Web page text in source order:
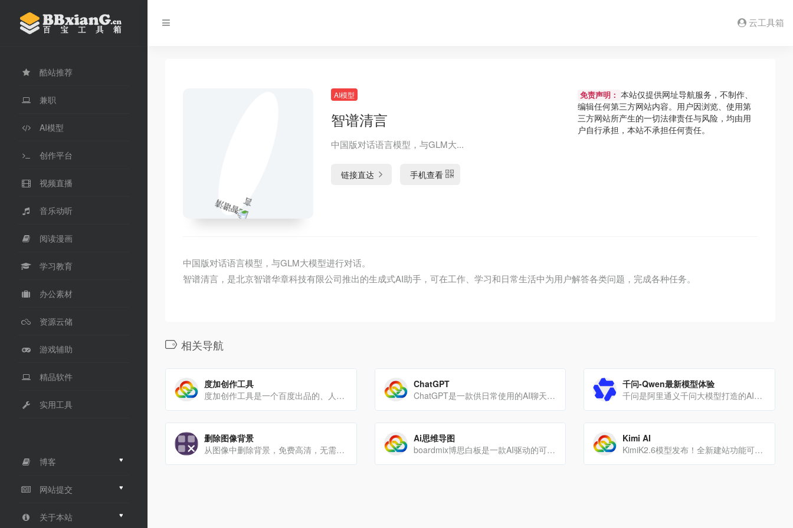
酷站推荐
兼职
AI模型
创作平台
视频直播
音乐动听
阅读漫画
学习教育
办公素材
资源云储
游戏辅助
精品软件
实用工具
博客 ♥
网站提交 ♥
关于本站 ♥
云工具箱
AI模型
智谱清言
中国版对话语言模型，与GLM大...
链接直达 手机查看
免责声明：
本站仅提供网址导航服务，不制作、
编辑任何第三方网站内容。用户因浏览、使用第
三方网站所产生的一切法律责任与风险，均由用
户自行承担，本站不承担任何责任。
中国版对话语言模型，与GLM大模型进行对话。
智谱清言，是北京智谱华章科技有限公司推出的生成式AI助手，可在工作、学习和日常生活中为用户解答各类问题，完成各种任务。
相关导航
度加创作工具
度加创作工具是一个百度出品的、人人可用的AIGC创作平台。度加致力于通过AI能力降低内容生成门槛，提升创作效率[…]
ChatGPT
ChatGPT是一款供日常使用的AI聊天机器人。与最先进的AI模型互动，探索创意、解决问题以及提升学[…]
千问-Qwen最新模型体验
千问是阿里通义千问大模型打造的AI对话助手，通义千问支持问答、写作、代码、翻译、录音、PPT创作、文档处理、音[…]
删除图像背景
从图像中删除背景，免费高清，无需注册-Pixian.AI
Ai思维导图
boardmix博思白板是一款AI驱动的可视化协作平台，集成AIGC生成、思维导图、流程图及多人实时协作功能。[…]
Kimi AI
KimiK2.6模型发布！全新建站功能可生成极具设计感的网站，支持轻量后端模块；Agent集群全面升级，[…]